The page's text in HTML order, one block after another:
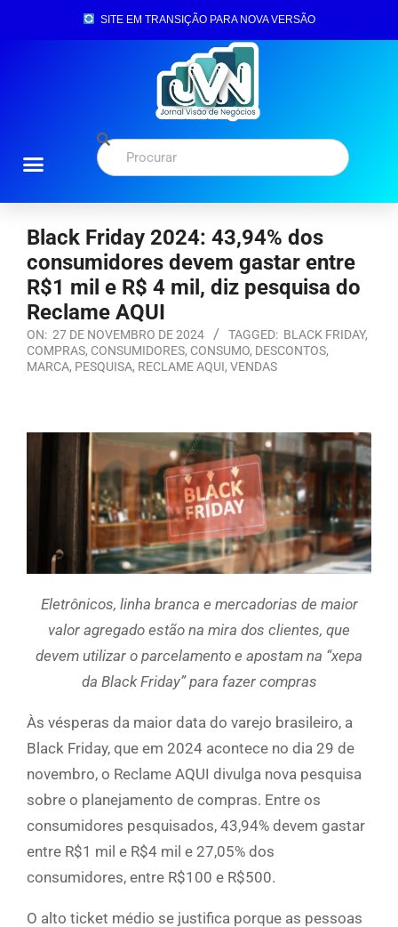
SITE EM TRANSIÇÃO PARA NOVA VERSÃO
Black Friday 2024: 43,94% dos
consumidores devem gastar entre
R$1 mil e R$ 4 mil, diz pesquisa do
Reclame AQUI
ON: 27 DE NOVEMBRO DE 2024 TAGGED: BLACK FRIDAY,
COMPRAS, CONSUMIDORES, CONSUMO, DESCONTOS,
MARCA, PESQUISA, RECLAME AQUI, VENDAS
Eletrônicos, linha branca e mercadorias de maior
valor agregado estão na mira dos clientes, que
devem utilizar o parcelamento e apostam na “xepa
da Black Friday” para fazer compras
Às vésperas da maior data do varejo brasileiro, a
Black Friday, que em 2024 acontece no dia 29 de
novembro, o Reclame AQUI divulga nova pesquisa
sobre o planejamento de compras. Entre os
consumidores pesquisados, 43,94% devem gastar
entre R$1 mil e R$4 mil e 27,05% dos
consumidores, entre R$100 e R$500.
O alto ticket médio se justifica porque as pessoas